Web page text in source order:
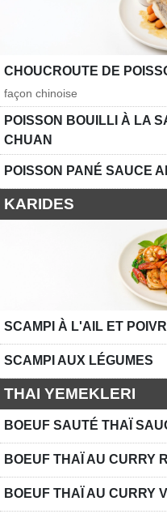
CHOUCROUTE DE
façon chinoise
POISSON BOUILLI À LA
CHUAN
POISSON PANÉ SAUCE
KARIDES
SCAMPI À L'AIL ET
SCAMPI AUX LÉGUMES
THAI YEMEKLERI
BOEUF SAUTÉ THAÏ
BOEUF THAÏ AU CURRY
BOEUF THAÏ AU CURRY